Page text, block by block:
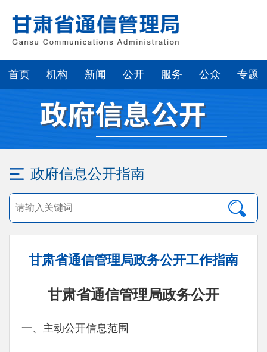
首页 机构 新闻 公开 服务 公众 专题
政府信息公开指南
甘肃省通信管理局政务公开工作指南
甘肃省通信管理局政务公开
一、主动公开信息范围